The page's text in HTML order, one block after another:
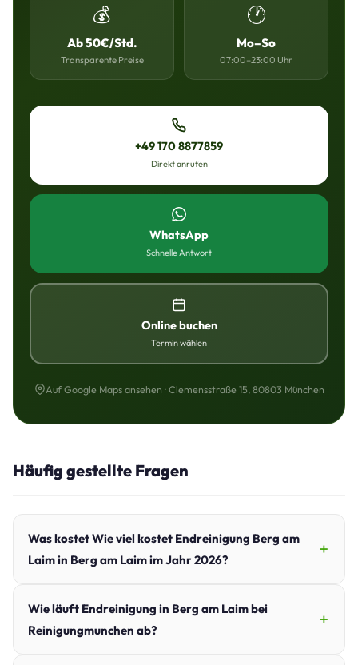
💰
Ab 50€/Std.
Transparente Preise
🕐
Mo–So
07:00–23:00 Uhr
+49 170 8877859
Direkt anrufen
WhatsApp
Schnelle Antwort
Online buchen
Termin wählen
Auf Google Maps ansehen · Clemensstraße 15, 80803 München
Häufig gestellte Fragen
Was kostet Wie viel kostet Endreinigung Berg am
Laim in Berg am Laim im Jahr 2026?
Wie läuft Endreinigung in Berg am Laim bei
Reinigungmunchen ab?